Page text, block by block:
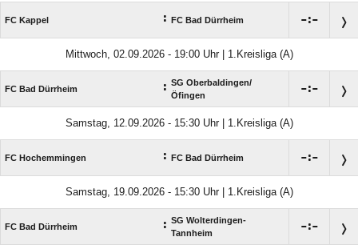
FC Kappel : FC Bad Dürrheim :
Mittwoch, 02.09.2026 - 19:00 Uhr | 1.Kreisliga (A)
FC Bad Dürrheim : SG Oberbaldingen/​
Öfingen
:
Samstag, 12.09.2026 - 15:30 Uhr | 1.Kreisliga (A)
FC Hochemmingen : FC Bad Dürrheim :
Samstag, 19.09.2026 - 15:30 Uhr | 1.Kreisliga (A)
FC Bad Dürrheim : SG Wolterdingen-
Tannheim
: